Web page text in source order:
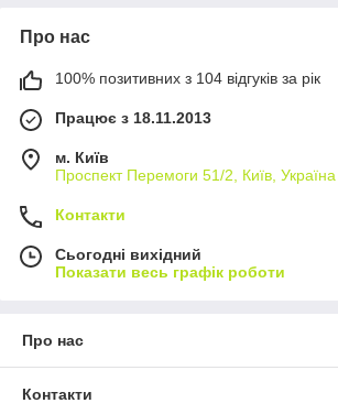
Про нас
100% позитивних з 104 відгуків за рік
Працює з 18.11.2013
м. Київ
Проспект Перемоги 51/2, Київ, Україна
Контакти
Сьогодні вихідний
Показати весь графік роботи
Про нас
Контакти